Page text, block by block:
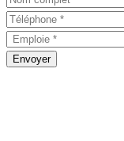
Envoyer